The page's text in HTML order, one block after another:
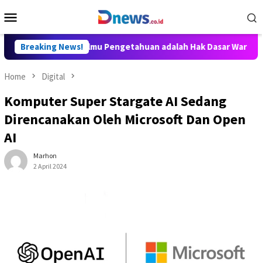
to
Menu
Breaking News!
Akses Ilmu Pengetahuan adalah Hak Dasar Warga Negara
Home Digital
Komputer Super Stargate AI Sedang
Direncanakan Oleh Microsoft Dan Open
AI
Marhon
2 April 2024